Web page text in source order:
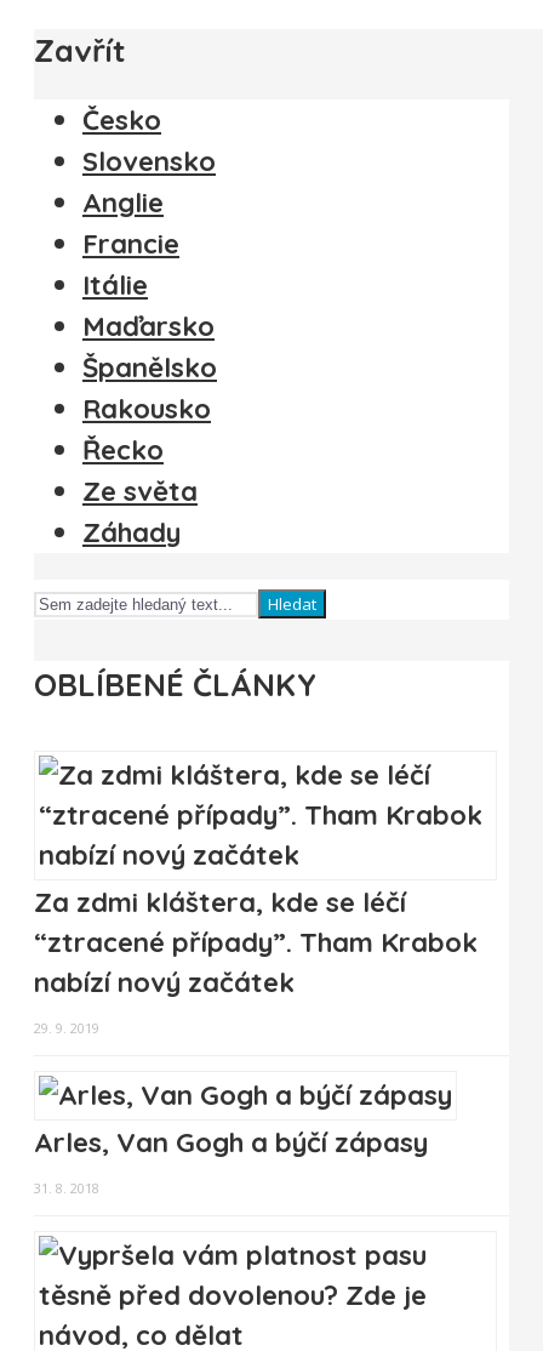
Zavřít
Česko
Slovensko
Anglie
Francie
Itálie
Maďarsko
Španělsko
Rakousko
Řecko
Ze světa
Záhady
Hledat
OBLÍBENÉ ČLÁNKY
Za zdmi kláštera, kde se léčí
“ztracené případy”. Tham Krabok
nabízí nový začátek
29. 9. 2019
Arles, Van Gogh a býčí zápasy
31. 8. 2018